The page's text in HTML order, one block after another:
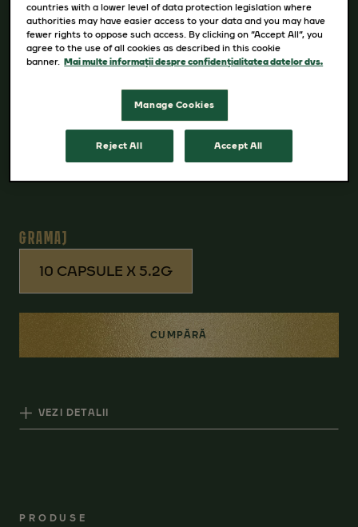
Capsulele din aluminiu JACOBS sunt create
pentru a se potrivi aparatului tău
Nespresso®* Original. Capsulele din aluminiu
permit o mai bună conservare a Alintaromei.
*Marcă înregistrată a unei terțe părți care
nu aparține JACOBS DOUWE EGBERTS.
GRAMAJ
10 CAPSULE X 5.2G
CUMPĂRĂ
VEZI DETALII
PRODUSE
countries with a lower level of data protection legislation where
authorities may have easier access to your data and you may have
fewer rights to oppose such access. By clicking on “Accept All”, you
agree to the use of all cookies as described in this cookie
banner. Mai multe informații despre confidențialitatea datelor dvs.
Manage Cookies
Reject All Accept All